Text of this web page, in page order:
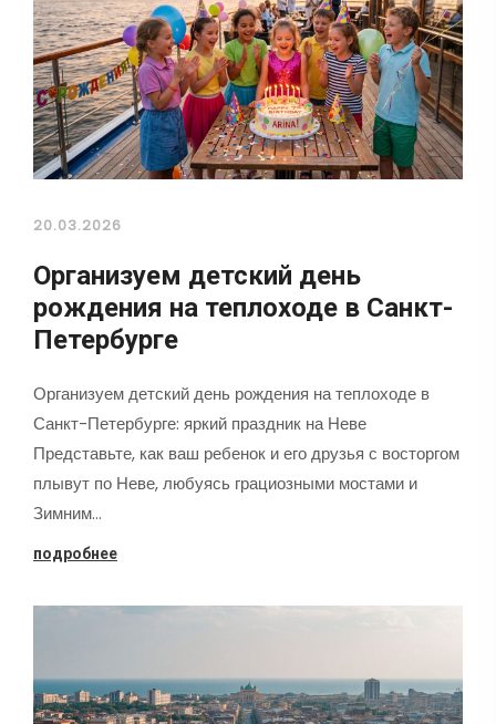
20.03.2026
Организуем детский день
рождения на теплоходе в Санкт-
Петербурге
Организуем детский день рождения на теплоходе в
Санкт-Петербурге: яркий праздник на Неве
Представьте, как ваш ребенок и его друзья с восторгом
плывут по Неве, любуясь грациозными мостами и
Зимним…
подробнее